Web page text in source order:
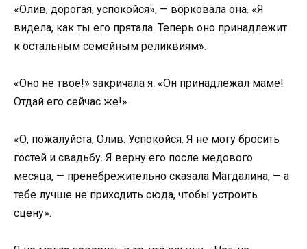
«Олив, дорогая, успокойся», — ворковала она. «Я
видела, как ты его прятала. Теперь оно принадлежит
к остальным семейным реликвиям».
«Оно не твое!» закричала я. «Он принадлежал маме!
Отдай его сейчас же!»
«О, пожалуйста, Олив. Успокойся. Я не могу бросить
гостей и свадьбу. Я верну его после медового
месяца, — пренебрежительно сказала Магдалина, — а
тебе лучше не приходить сюда, чтобы устроить
сцену».